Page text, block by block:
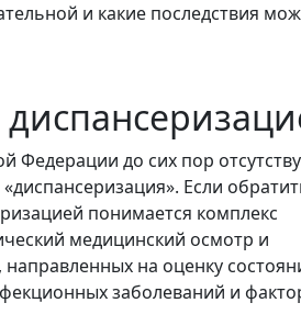
и какие последствия
Федерации до сих пор
Если
понимается комплекс
медицинский осмотр и
на оценку
заболеваний и